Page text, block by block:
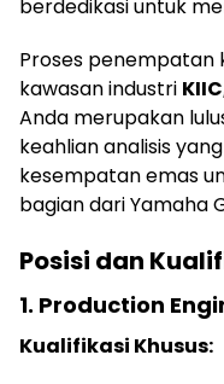
berdedikasi untuk
Proses penempatan
kawasan industri
Anda merupakan
keahlian analisis
kesempatan emas
bagian dari Yamaha
Posisi dan
1. Production
Kualifikasi Khusus: